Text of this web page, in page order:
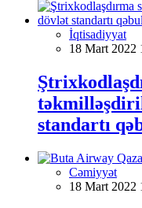
İqtisadiyyat
18 Mart 2022
standartı
Cəmiyyət
18 Mart 2022